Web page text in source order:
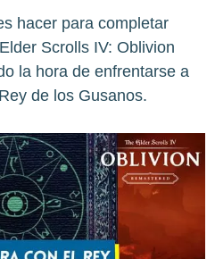
hacer para completar
Scrolls IV: Oblivion
la hora de enfrentarse a
de los Gusanos.